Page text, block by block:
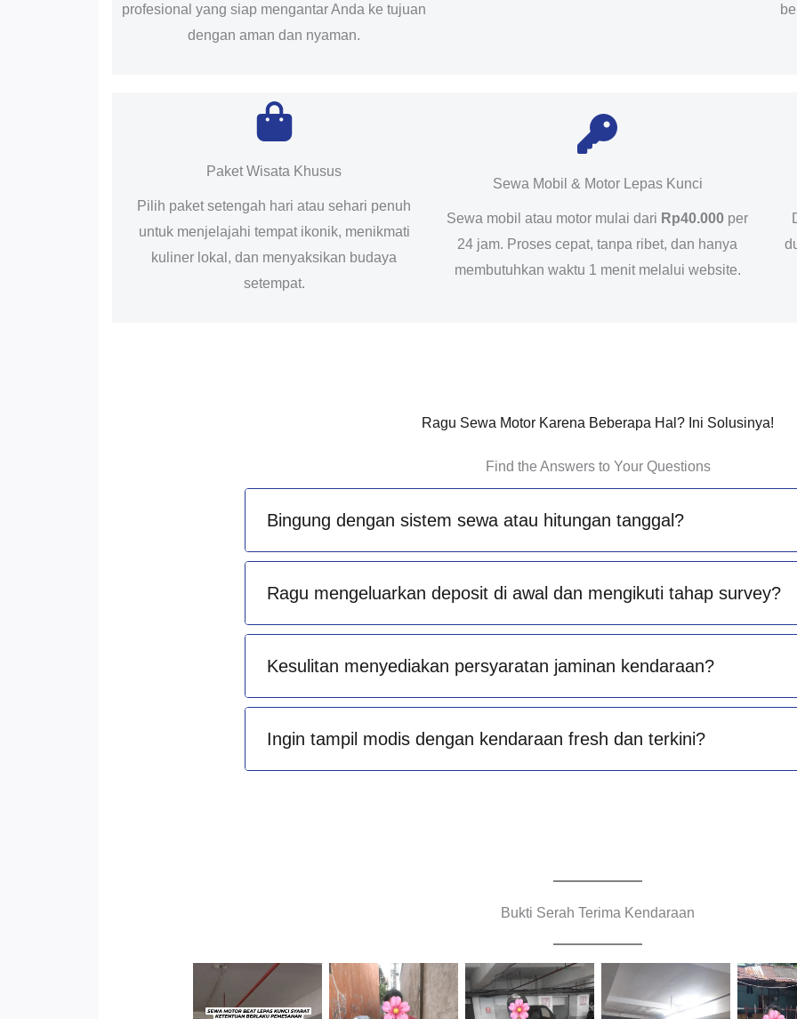
profesional yang siap mengantar Anda ke tujuan
dengan aman dan nyaman.
Paket Wisata Khusus
Pilih paket setengah hari atau sehari penuh
untuk menjelajahi tempat ikonik, menikmati
kuliner lokal, dan menyaksikan budaya
setempat.
Sewa Mobil & Motor Lepas Kunci
Sewa mobil atau motor mulai dari Rp40.000 per
24 jam. Proses cepat, tanpa ribet, dan hanya
membutuhkan waktu 1 menit melalui website.
Ragu Sewa Motor Karena Beberapa Hal? Ini Solusinya!
Find the Answers to Your Questions
Bingung dengan sistem sewa atau hitungan tanggal?
Ragu mengeluarkan deposit di awal dan mengikuti tahap survey?
Kesulitan menyediakan persyaratan jaminan kendaraan?
Ingin tampil modis dengan kendaraan fresh dan terkini?
Bukti Serah Terima Kendaraan